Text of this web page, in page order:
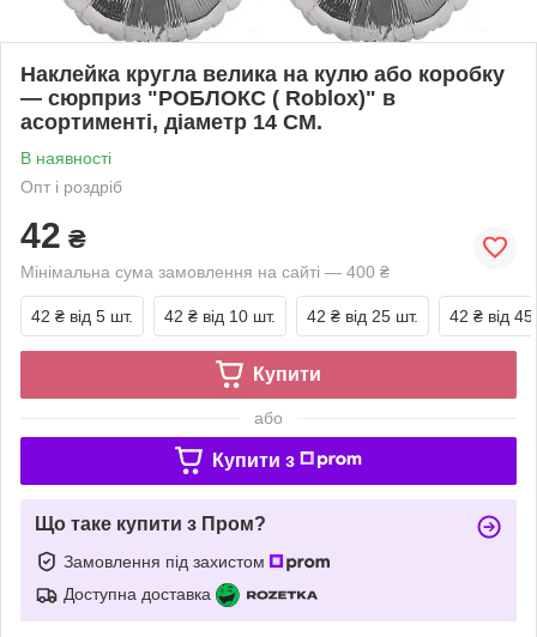
Наклейка кругла велика на кулю або коробку
— сюрприз "РОБЛОКС ( Robloх)" в
асортименті, діаметр 14 СМ.
В наявності
Опт і роздріб
42 ₴
Мінімальна сума замовлення на сайті — 400 ₴
42 ₴ від 5 шт. 42 ₴ від 10 шт. 42 ₴ від 25 шт. 42 ₴ від
Купити
або
Купити з
Що таке купити з Пром?
Замовлення під захистом
Доступна доставка